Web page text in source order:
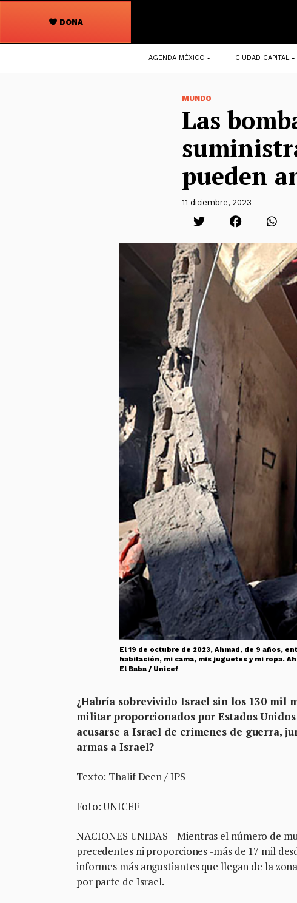
DONA
Navegación
principal
AGENDA MÉXICO CIUDAD CAPITAL
MUNDO
Las
pueden
11 diciembre, 2023
El 19 de octubre de 2023, Ahmad, de 9 años,
habitación, mi cama, mis juguetes y mi ropa.
El Baba / Unicef
¿Habría sobrevivido Israel sin los 130 mil
militar proporcionados por Estados
acusarse a Israel de crímenes de guerra,
armas a Israel?
Texto: Thalif Deen / IPS
Foto: UNICEF
NACIONES UNIDAS – Mientras el número de
precedentes ni proporciones -más de 17 mil
informes más angustiantes que llegan de la
por parte de Israel.